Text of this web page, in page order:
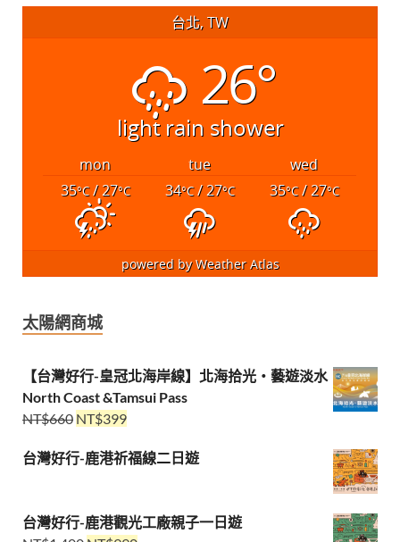
台北, TW
26°
light rain shower
mon tue
wed
35°C/ 27°C 34°C/ 27°C 35°C/ 27°C
powered byWeather Atlas
太陽網商城
【台灣好行-皇冠北海岸線】北海拾光・藝遊淡水
North Coast &Tamsui Pass
NT$660 NT$399
台灣好行-鹿港祈福線二日遊
台灣好行-鹿港觀光工廠親子一日遊